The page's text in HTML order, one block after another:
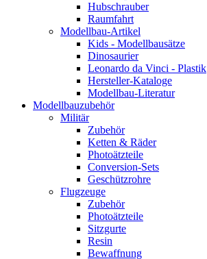
Hubschrauber
Raumfahrt
Modellbau-Artikel
Kids - Modellbausätze
Dinosaurier
Leonardo da Vinci - Plastik
Hersteller-Kataloge
Modellbau-Literatur
Modellbauzubehör
Militär
Zubehör
Ketten & Räder
Photoätzteile
Conversion-Sets
Geschützrohre
Flugzeuge
Zubehör
Photoätzteile
Sitzgurte
Resin
Bewaffnung